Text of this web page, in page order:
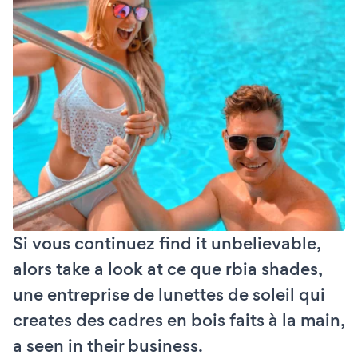
Si vous continuez find it unbelievable,
alors take a look at ce que rbia shades,
une entreprise de lunettes de soleil qui
creates des cadres en bois faits à la main,
a seen in their business.